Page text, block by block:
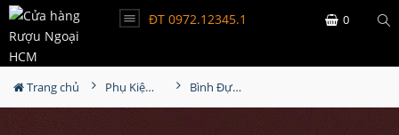
ĐT 0972.12345.1 0
Trang chủ Phụ Kiện Rượu Bình Đựng Rượu Vang - Decanter Dáng Đẹp M11